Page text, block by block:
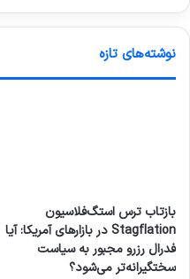
نوشته‌های تازه
بازتاب ترس استگ‌فلاسیون
Stagflation در بازارهای آمریکا: آیا
فدرال رزرو مجبور به سیاست
سختگیرانه‌تر می‌شود؟